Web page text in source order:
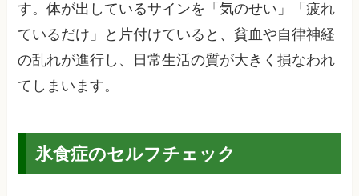
す。体が出しているサインを「気のせい」「疲れ
ているだけ」と片付けていると、貧血や自律神経
の乱れが進行し、日常生活の質が大きく損なわれ
てしまいます。
氷食症のセルフチェック